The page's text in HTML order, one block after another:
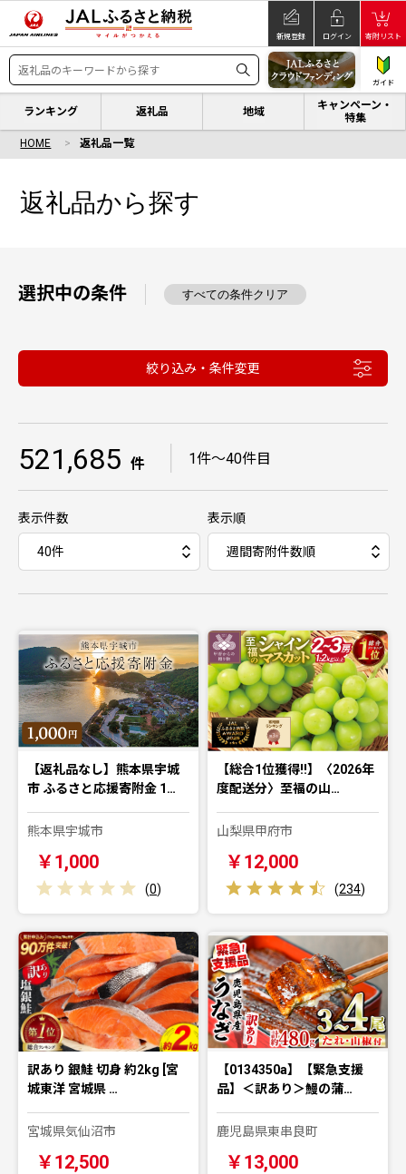
新規登録 ログイン 寄附リスト
ガイド
ランキング 返礼品 地域
キャンペーン・
特集
HOME 返礼品一覧
返礼品から探す
選択中の条件 すべての条件クリア
絞り込み・条件変更
521,685 件 1件〜40件目
表示件数 表示順
【返礼品なし】熊本県宇城
市 ふるさと応援寄附金 1…
熊本県宇城市
￥1,000
(0)
【総合1位獲得!!】〈2026年
度配送分〉至福の山…
山梨県甲府市
￥12,000
(234)
訳あり 銀鮭 切身 約2kg [宮
城東洋 宮城県 …
宮城県気仙沼市
￥12,500
【0134350a】【緊急支援
品】＜訳あり＞鰻の蒲…
鹿児島県東串良町
￥13,000